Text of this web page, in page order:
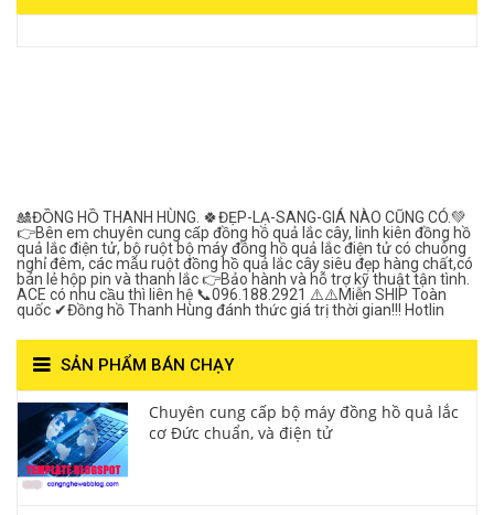
🎎ĐỒNG HỒ THANH HÙNG. 🍀ĐẸP-LẠ-SANG-GIÁ NÀO CŨNG CÓ.💚
👉Bên em chuyên cung cấp đồng hồ quả lắc cây, linh kiên đồng hồ
quả lắc điện tử, bộ ruột bộ máy đồng hồ quả lắc điện tử có chuông
nghỉ đêm, các mẫu ruột đồng hồ quả lắc cây siêu đẹp hàng chất,có
bán lẻ hộp pin và thanh lắc 👉Bảo hành và hỗ trợ kỹ thuật tận tình.
ACE có nhu cầu thì liên hệ 📞096.188.2921 ⚠️⚠️Miễn SHIP Toàn
quốc ✔Đồng hồ Thanh Hùng đánh thức giá trị thời gian!!! Hotlin
SẢN PHẨM BÁN CHẠY
Chuyên cung cấp bộ máy đồng hồ quả lắc
cơ Đức chuẩn, và điện tử